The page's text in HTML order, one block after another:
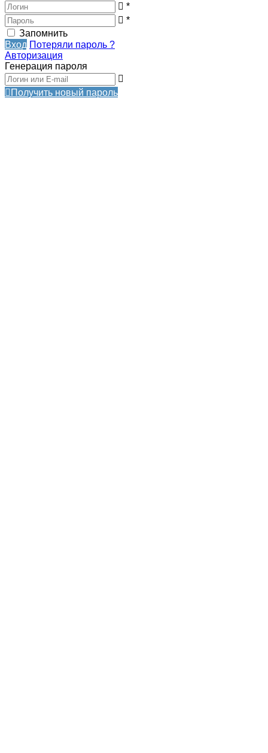
*
*
Запомнить
Вход Потеряли пароль ?
Авторизация
Генерация пароля
Получить новый пароль